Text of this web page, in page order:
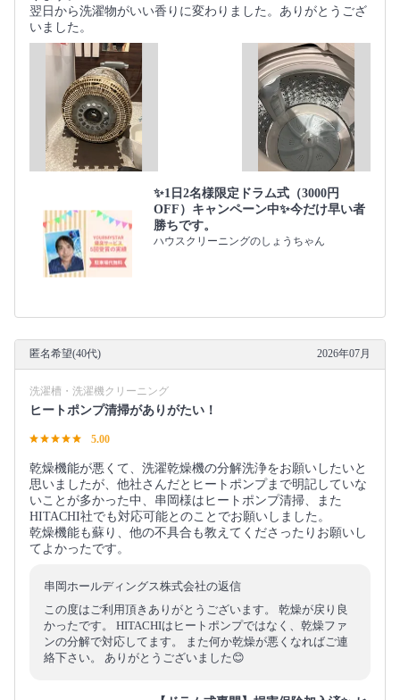
翌日から洗濯物がいい香りに変わりました。ありがとうござ
いました。
✨1日2名様限定ドラム式（3000円
OFF）キャンペーン中✨今だけ早い者
勝ちです。
ハウスクリーニングのしょうちゃん
匿名希望(40代) 2026年07月
洗濯槽・洗濯機クリーニング
ヒートポンプ清掃がありがたい！
5.00
乾燥機能が悪くて、洗濯乾燥機の分解洗浄をお願いしたいと
思いましたが、他社さんだとヒートポンプまで明記していな
いことが多かった中、串岡様はヒートポンプ清掃、また
HITACHI社でも対応可能とのことでお願いしました。
乾燥機能も蘇り、他の不具合も教えてくださったりお願いし
てよかったです。
串岡ホールディングス株式会社の返信
この度はご利用頂きありがとうございます。 乾燥が戻り良
かったです。 HITACHIはヒートポンプではなく、乾燥ファ
ンの分解で対応してます。 また何か乾燥が悪くなればご連
絡下さい。 ありがとうございました😊